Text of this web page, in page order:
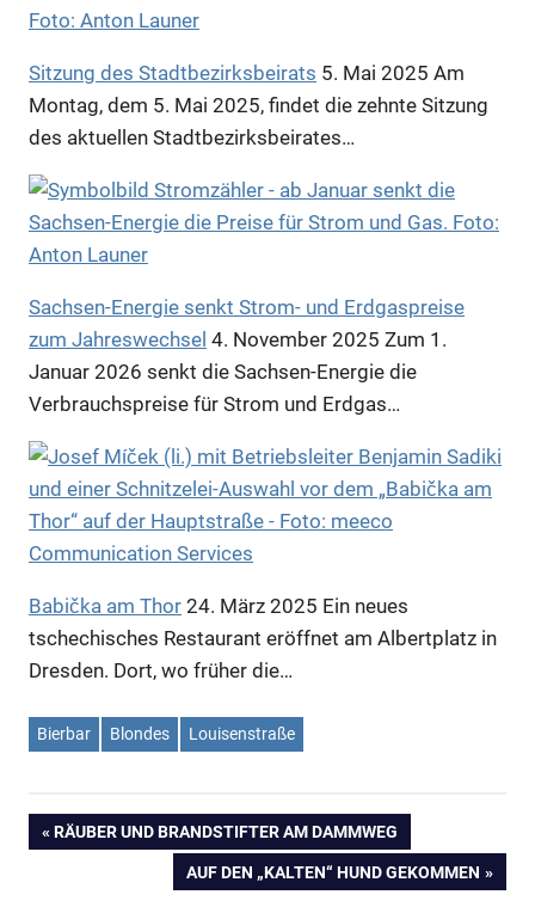
Sitzung des Stadtbezirksbeirats 5. Mai 2025 Am
Montag, dem 5. Mai 2025, findet die zehnte Sitzung
des aktuellen Stadtbezirksbeirates…
Sachsen-Energie senkt Strom- und Erdgaspreise
zum Jahreswechsel 4. November 2025 Zum 1.
Januar 2026 senkt die Sachsen-Energie die
Verbrauchspreise für Strom und Erdgas…
Babička am Thor 24. März 2025 Ein neues
tschechisches Restaurant eröffnet am Albertplatz in
Dresden. Dort, wo früher die…
Bierbar Blondes Louisenstraße
Beitragsnavigation
VORHERIGER
RÄUBER UND BRANDSTIFTER AM DAMMWEG
NÄCHSTER
AUF DEN „KALTEN“ HUND GEKOMMEN